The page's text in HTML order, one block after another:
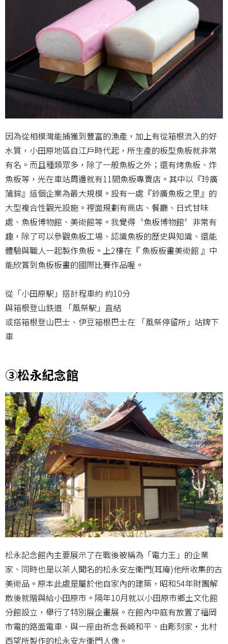
因為從相模灣能捕獲到豐富的漁產，加上有從箱根流入的好
水質，小田原地區自江戶時代起，所生產的板型魚板就非常
有名。而且種類眾多，除了一般魚板之外；還有烤魚板、炸
魚板等，光在車站周邊就有11間魚板專賣店。其中以『玲廣
蒲鉾』這個企業為最大規模。設有一處『鈴廣魚板之里』的
大型複合性觀光設施。裡面規劃有商店、餐廳、日式甘味
處、魚板博物館、美術館等。我覺得〝魚板博物館〞非常有
趣，除了可以參觀魚板工場、認識魚板的歷史與知識、還能
體驗與職人一起製作魚板。上2樓在『 魚板板畫美術館 』中
能欣賞到魚板板畫的國際比賽作品喔。
從「小田原駅」搭計程車約 約10分
與箱根登山鉄道 「風祭駅」直結
或搭箱根登山巴士、伊豆箱根巴士在 「風祭停留所」站牌下
車
③松永紀念館
松永記念館內主要展示了在戰後被稱為「電力王」的企業
家、同時也是以茶人聞名的松永安左衛門(耳庵)他所收集的古
美術品。原本此處是屬於他自家內的建築，昭和54年財團解
散後就贈與給小田原市。隔年10月就以小田原市鄉土文化館
分館設立，舉行了特別展企畫展。在館內中庭有放置了福岡
市電的路面電車、與一座由祈念長崎和平、由彫刻家・北村
西望所製作的松永安左衛門人像。